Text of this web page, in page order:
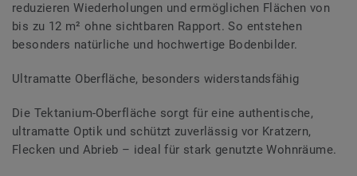
reduzieren Wiederholungen und ermöglichen Flächen von
bis zu 12 m² ohne sichtbaren Rapport. So entstehen
besonders natürliche und hochwertige Bodenbilder.
Ultramatte Oberfläche, besonders widerstandsfähig
Die Tektanium-Oberfläche sorgt für eine authentische,
ultramatte Optik und schützt zuverlässig vor Kratzern,
Flecken und Abrieb – ideal für stark genutzte Wohnräume.